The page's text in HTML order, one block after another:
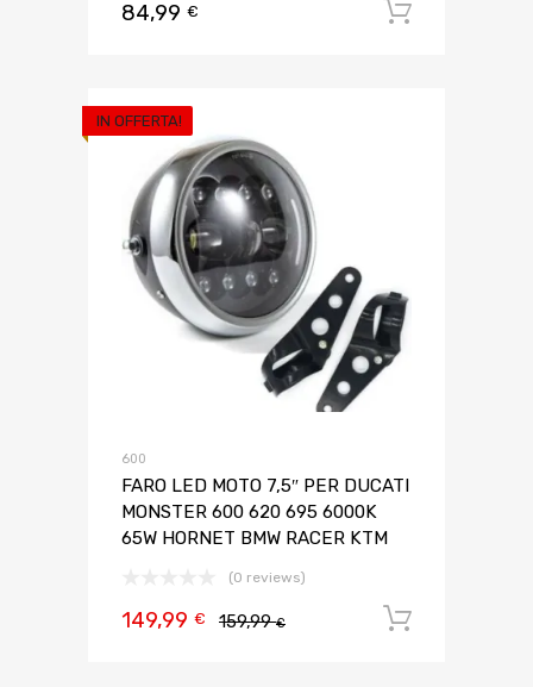
84,99 €
IN OFFERTA!
600
FARO LED MOTO 7,5″ PER DUCATI
MONSTER 600 620 695 6000K
65W HORNET BMW RACER KTM
(0 reviews)
159,99€
149,99 €